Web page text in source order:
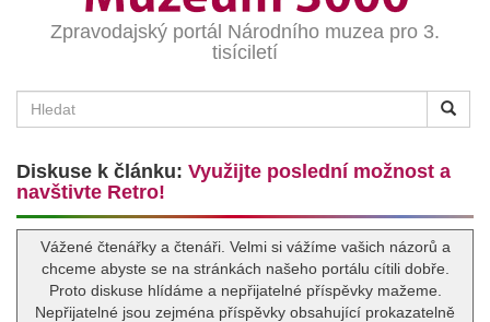
Zpravodajský portál Národního muzea pro 3.
tisíciletí
Diskuse k článku: Využijte poslední možnost a
navštivte Retro!
Vážené čtenářky a čtenáři. Velmi si vážíme vašich názorů a
chceme abyste se na stránkách našeho portálu cítili dobře.
Proto diskuse hlídáme a nepřijatelné příspěvky mažeme.
Nepřijatelné jsou zejména příspěvky obsahující prokazatelně